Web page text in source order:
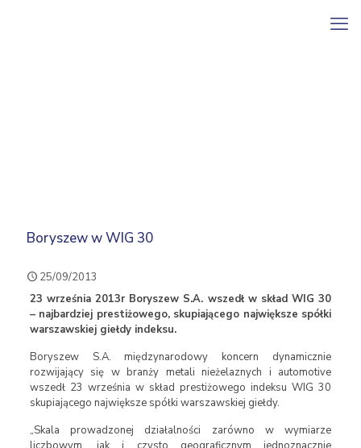
Boryszew w WIG 30
25/09/2013
23 września 2013r Boryszew S.A. wszedł w skład WIG 30
– najbardziej prestiżowego, skupiającego największe spółki
warszawskiej giełdy indeksu.
Boryszew S.A. międzynarodowy koncern dynamicznie
rozwijający się w branży metali nieżelaznych i automotive
wszedł 23 września w skład prestiżowego indeksu WIG 30
skupiającego największe spółki warszawskiej giełdy.
„Skala prowadzonej działalności zarówno w wymiarze